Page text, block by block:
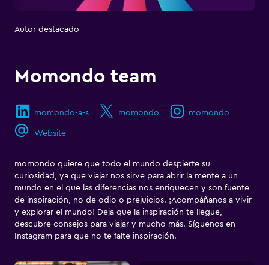
Autor destacado
Momondo team
momondo-a-s momondo momondo
Website
momondo quiere que todo el mundo despierte su
curiosidad, ya que viajar nos sirve para abrir la mente a un
mundo en el que las diferencias nos enriquecen y son fuente
de inspiración, no de odio o prejuicios. ¡Acompáñanos a vivir
y explorar el mundo! Deja que la inspiración te llegue,
descubre consejos para viajar y mucho más. Síguenos en
Instagram para que no te falte inspiración.